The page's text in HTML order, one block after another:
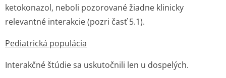
ketokonazol, neboli pozorované žiadne klinicky
relevantné interakcie (pozri časť 5.1).
Pediatrická populácia
Interakčné štúdie sa uskutočnili len u dospelých.